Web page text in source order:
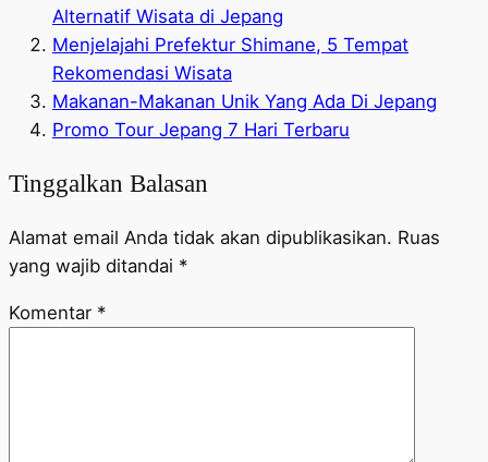
Alternatif Wisata di Jepang
Menjelajahi Prefektur Shimane, 5 Tempat
Rekomendasi Wisata
Makanan-Makanan Unik Yang Ada Di Jepang
Promo Tour Jepang 7 Hari Terbaru
Tinggalkan Balasan
Alamat email Anda tidak akan dipublikasikan. Ruas
yang wajib ditandai *
Komentar *